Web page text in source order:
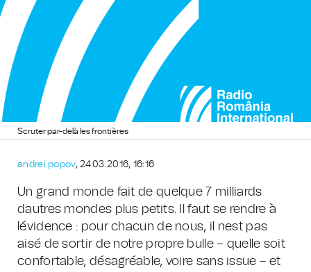
Scruter par-delà les frontières
andrei.popov, 24.03.2016, 16:16
Un grand monde fait de quelque 7 milliards
dautres mondes plus petits. Il faut se rendre à
lévidence : pour chacun de nous, il nest pas
aisé de sortir de notre propre bulle – quelle soit
confortable, désagréable, voire sans issue – et